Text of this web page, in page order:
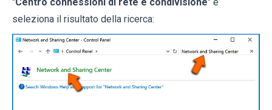
seleziona il risultato della ricerca: